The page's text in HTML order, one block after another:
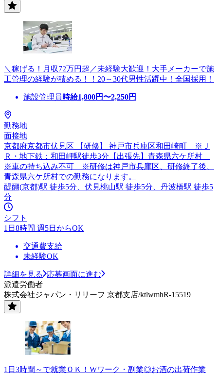
＼稼げる！月収72万円超／未経験大歓迎！大手メーカーで施
工管理の経験が積める！！20～30代男性活躍中！全国採用！
施設管理員 時給1,800円〜2,250円
勤務地
面接地
京都府京都市伏見区 【研修】 神戸市兵庫区和田崎町 ※Ｊ
Ｒ・地下鉄：和田岬駅徒歩3分【出張先】青森県六ケ所村
※車の持ち込み不可 ※研修は神戸市兵庫区、研修終了後、
青森県六ケ所村での勤務になります。
醍醐(京都)駅 徒歩5分、伏見桃山駅 徒歩5分、丹波橋駅 徒歩5
分
シフト
1日8時間 週5日からOK
交通費支給
未経験OK
詳細を見る
応募画面に進む
派遣労働者
株式会社ジャパン・リリーフ 京都支店/ktlwmhR-15519
1日3時間～で就業ＯＫ！Wワーク・副業◎お酒の出荷作業